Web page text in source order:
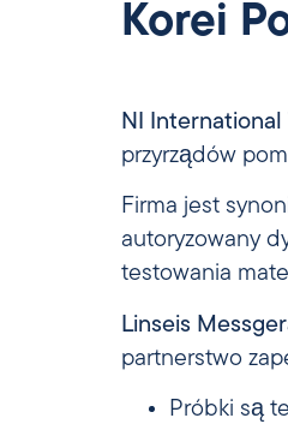
Korei
NI
przyrządów
Firma jest
autoryzowany
testowania
Linseis
partnerstwo
Próbki są